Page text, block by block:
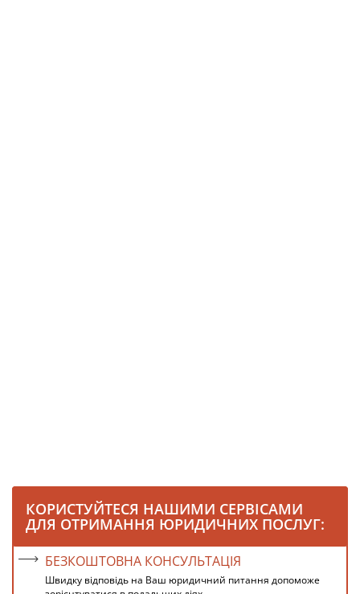
КОРИСТУЙТЕСЯ НАШИМИ СЕРВІСАМИ
ДЛЯ ОТРИМАННЯ ЮРИДИЧНИХ ПОСЛУГ:
БЕЗКОШТОВНА КОНСУЛЬТАЦІЯ
Швидку відповідь на Ваш юридичний питання допоможе